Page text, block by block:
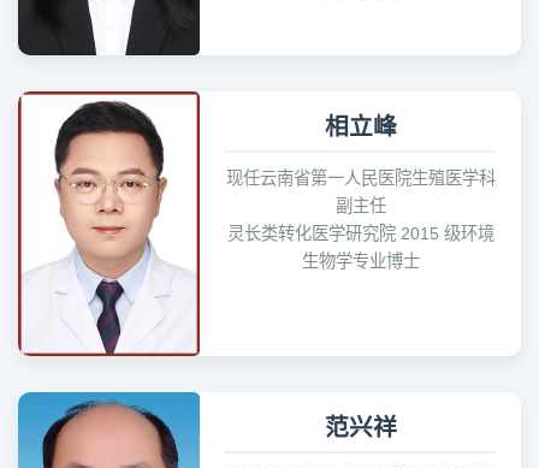
相立峰
现任云南省第一人民医院生殖医学科
副主任
灵长类转化医学研究院 2015 级环境
生物学专业博士
范兴祥